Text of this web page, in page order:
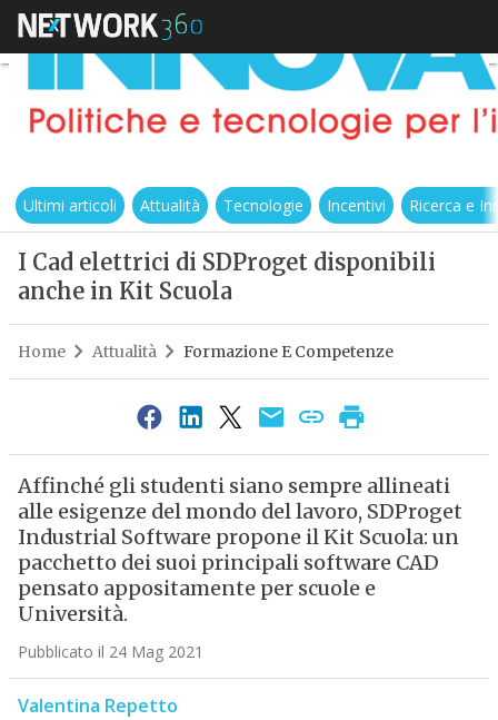
Ultimi articoli Attualità Tecnologie Incentivi Ricerca e
I Cad elettrici di SDProget disponibili
anche in Kit Scuola
Home Attualità Formazione E Competenze
Affinché gli studenti siano sempre allineati
alle esigenze del mondo del lavoro, SDProget
Industrial Software propone il Kit Scuola: un
pacchetto dei suoi principali software CAD
pensato appositamente per scuole e
Università.
Pubblicato il 24 Mag 2021
Valentina Repetto